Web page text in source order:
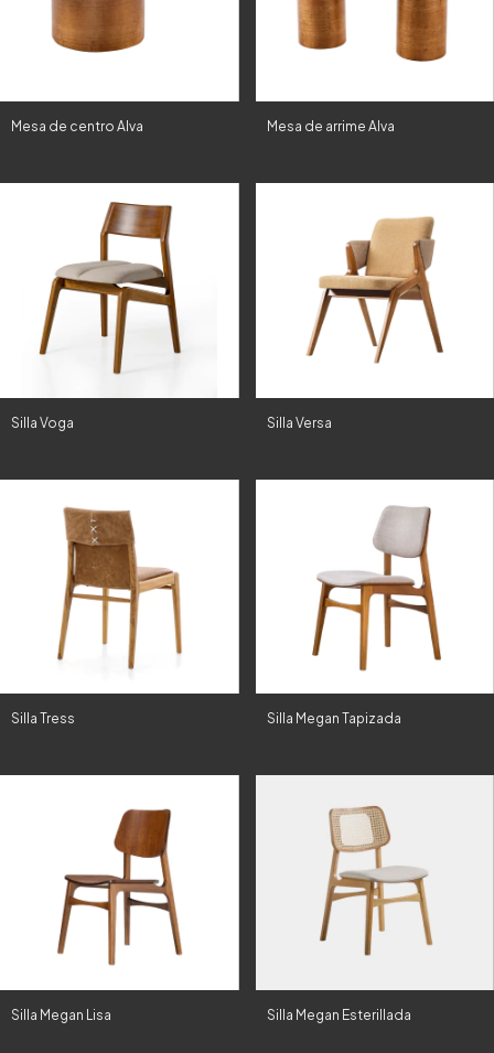
Mesa de centro Alva Mesa de arrime Alva
Silla Voga Silla Versa
Silla Tress Silla Megan Tapizada
Silla Megan Lisa Silla Megan Esterillada